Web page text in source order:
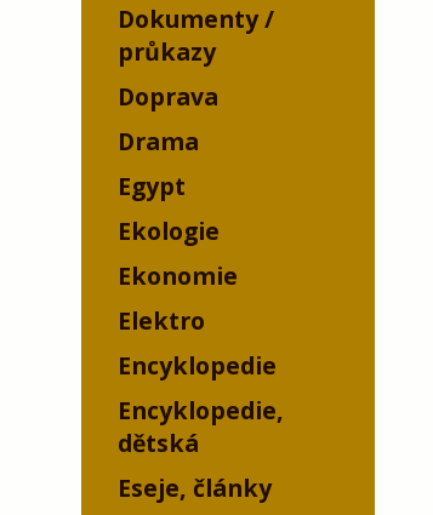
Dokumenty /
průkazy
Doprava
Drama
Egypt
Ekologie
Ekonomie
Elektro
Encyklopedie
Encyklopedie,
dětská
Eseje, články